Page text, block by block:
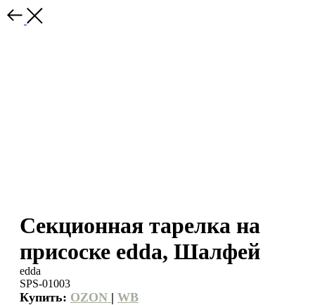
Секционная тарелка на
присоске edda, Шалфей
edda
SPS-01003
Купить: OZON | WB